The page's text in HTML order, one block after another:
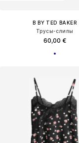
B BY TED BAKER
Трусы-слипы
60,00 €